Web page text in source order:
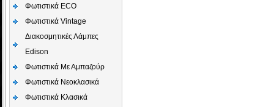
Φωτιστικά ECO
Φωτιστικά Vintage
Διακοσμητικές Λάμπες
Edison
Φωτιστικά Με Αμπαζούρ
Φωτιστικά Νεοκλασικά
Φωτιστικά Κλασικά